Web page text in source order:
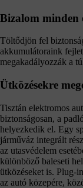
Bizalom minden
Töltődjön fel
akkumulátoraink
megakadályozzák a
Ütközésekre
Tisztán elektromos
biztonságosan, a
helyezkedik el. Egy
járműváz integrált
az utasvédelem
különböző baleseti
ütközéseket is. Plug-
az autó közepére,